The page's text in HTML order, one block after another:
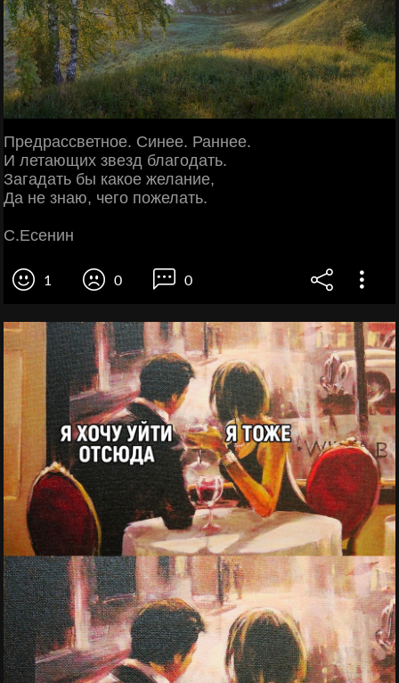
Предрассветное. Синее. Раннее.
И летающих звезд благодать.
Загадать бы какое желание,
Да не знаю, чего пожелать.
С.Есенин
1 0 0